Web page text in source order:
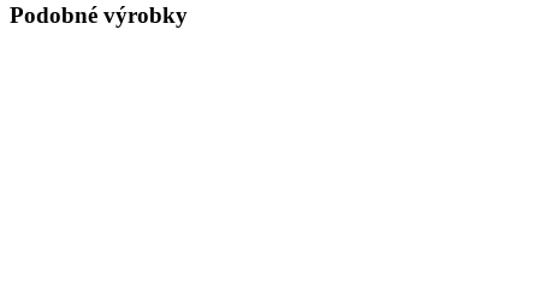
Podobné výrobky